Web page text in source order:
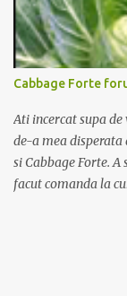
șanse de câștig.
Cabbage Forte
Ati incercat supa
de-a mea
si Cabbage Forte.
facut comanda la